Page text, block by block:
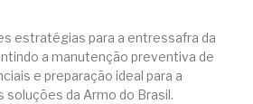
estratégias para a entressafra da
a manutenção preventiva de
e preparação ideal para a
soluções da Armo do Brasil.